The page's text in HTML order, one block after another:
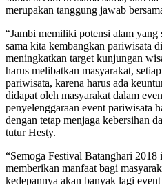
merupakan tanggung jawab
“Jambi memiliki potensi alam yang
sama kita kembangkan pariwisata
meningkatkan target kunjungan
harus melibatkan masyarakat,
pariwisata, karena harus ada
didapat oleh masyarakat dalam
penyelenggaraan event pariwisata
dengan tetap menjaga kebersihan
tutur Hesty.
“Semoga Festival Batanghari 2018
memberikan manfaat bagi
kedepannya akan banyak lagi